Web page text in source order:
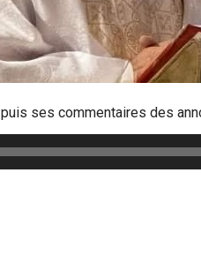
puis ses commentaires des